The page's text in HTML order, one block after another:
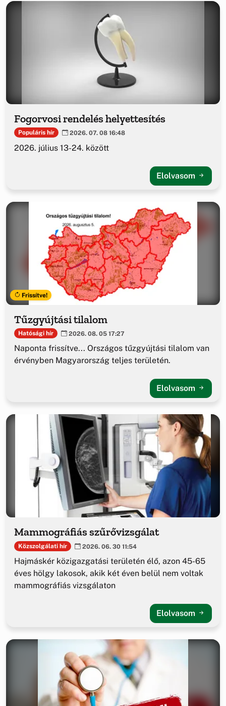
Fogorvosi rendelés helyettesítés
Populáris hír 2026. 07. 08 16:48
2026. július 13-24. között
Elolvasom
Frissítve!
Tűzgyújtási tilalom
Hatósági hír 2026. 08. 05 17:27
Naponta frissítve... Országos tűzgyújtási tilalom van
érvényben Magyarország teljes területén.
Elolvasom
Mammográfiás szűrővizsgálat
Közszolgálati hír 2026. 06. 30 11:54
Hajmáskér közigazgatási területén élő, azon 45-65
éves hölgy lakosok, akik két éven belül nem voltak
mammográfiás vizsgálaton
Elolvasom